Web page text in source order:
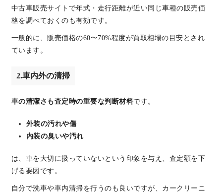
中古車販売サイトで年式・走行距離が近い同じ車種の販売価
格を調べておくのも有効です。
一般的に、販売価格の60〜70%程度が買取相場の目安とされ
ています。
2.車内外の清掃
車の清潔さも査定時の重要な判断材料です。
外装の汚れや傷
内装の臭いや汚れ
は、車を大切に扱っていないという印象を与え、査定額を下
げる要因です。
自分で洗車や車内清掃を行うのも良いですが、カークリーニ